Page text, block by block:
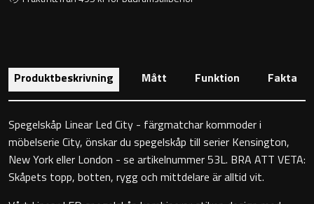
Toalettpappershållare
Krokar
Handduksringar
Produktbeskrivning Mått Funktion Fakta
Spegelskåp Linear Led City - färgmatchar kommoder i
möbelserie City, önskar du spegelskåp till serier Kensington,
New York eller London - se artikelnummer 53L. BRA ATT VETA:
Skåpets topp, botten, rygg och mittdelare är alltid vit.